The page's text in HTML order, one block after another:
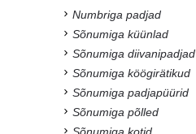
Numbriga padjad
Sõnumiga küünlad
Sõnumiga diivanipadjad
Sõnumiga köögirätikud
Sõnumiga padjapüürid
Sõnumiga põlled